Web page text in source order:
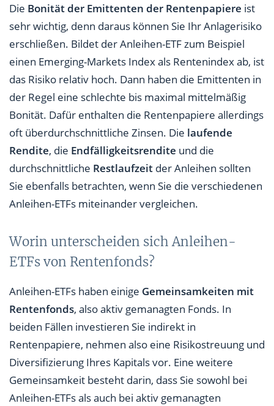
Die Bonität der Emittenten der Rentenpapiere ist
sehr wichtig, denn daraus können Sie Ihr Anlagerisiko
erschließen. Bildet der Anleihen-ETF zum Beispiel
einen Emerging-Markets Index als Rentenindex ab, ist
das Risiko relativ hoch. Dann haben die Emittenten in
der Regel eine schlechte bis maximal mittelmäßig
Bonität. Dafür enthalten die Rentenpapiere allerdings
oft überdurchschnittliche Zinsen. Die laufende
Rendite, die Endfälligkeitsrendite und die
durchschnittliche Restlaufzeit der Anleihen sollten
Sie ebenfalls betrachten, wenn Sie die verschiedenen
Anleihen-ETFs miteinander vergleichen.
Worin unterscheiden sich Anleihen-
ETFs von Rentenfonds?
Anleihen-ETFs haben einige Gemeinsamkeiten mit
Rentenfonds, also aktiv gemanagten Fonds. In
beiden Fällen investieren Sie indirekt in
Rentenpapiere, nehmen also eine Risikostreuung und
Diversifizierung Ihres Kapitals vor. Eine weitere
Gemeinsamkeit besteht darin, dass Sie sowohl bei
Anleihen-ETFs als auch bei aktiv gemanagten